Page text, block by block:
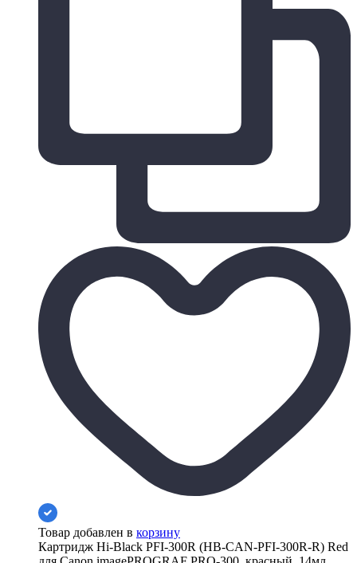
Товар добавлен в корзину
Картридж Hi-Black PFI-300R (HB-CAN-PFI-300R-R) Red